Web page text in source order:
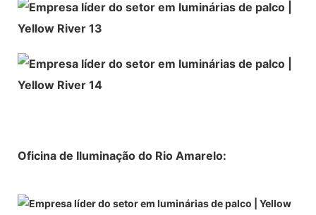
Oficina de Iluminação do Rio Amarelo: